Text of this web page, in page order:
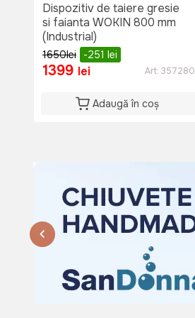
Dispozitiv de taiere gresie
si faianta WOKIN 800 mm
(Industrial)
1650lei -251 lei
1399 lei Art: 357280
Adaugă în coș